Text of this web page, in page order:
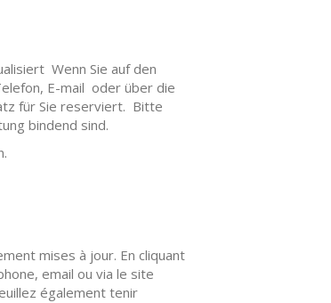
Wenn Sie auf den
E-mail oder über die
für Sie reserviert. Bitte
bindend sind.
mises à jour. En cliquant
email ou via le site
également tenir